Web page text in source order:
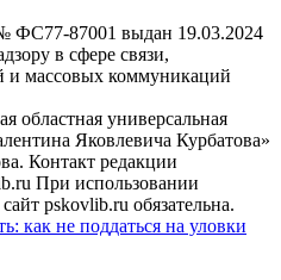
ФС77-87001 выдан 19.03.2024
в сфере связи,
и массовых коммуникаций
областная универсальная
Яковлевича Курбатова»
Контакт редакции
При использовании
pskovlib.ru обязательна.
как не поддаться на уловки